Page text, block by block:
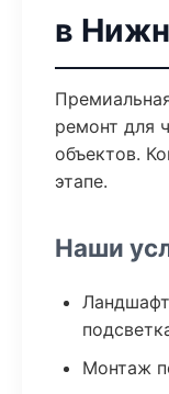
в
ремонт для
объектов.
этапе.
Наши
Монтаж